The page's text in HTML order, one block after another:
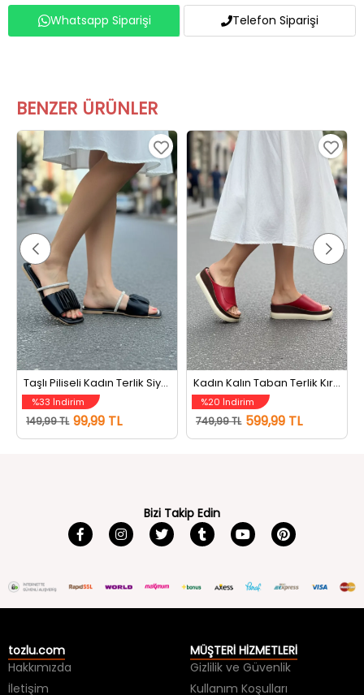
Whatsapp Siparişi Telefon Siparişi
BENZER ÜRÜNLER
Taşlı Piliseli Kadın Terlik Siyah
%33 İndirim
149,99 TL 99,99 TL
Kadın Kalın Taban Terlik Kırmızı
%20 İndirim
749,99 TL 599,99 TL
Bizi Takip Edin
tozlu.com
Hakkımızda
İletişim
MÜŞTERİ HİZMETLERİ
Gizlilik ve Güvenlik
Kullanım Koşulları